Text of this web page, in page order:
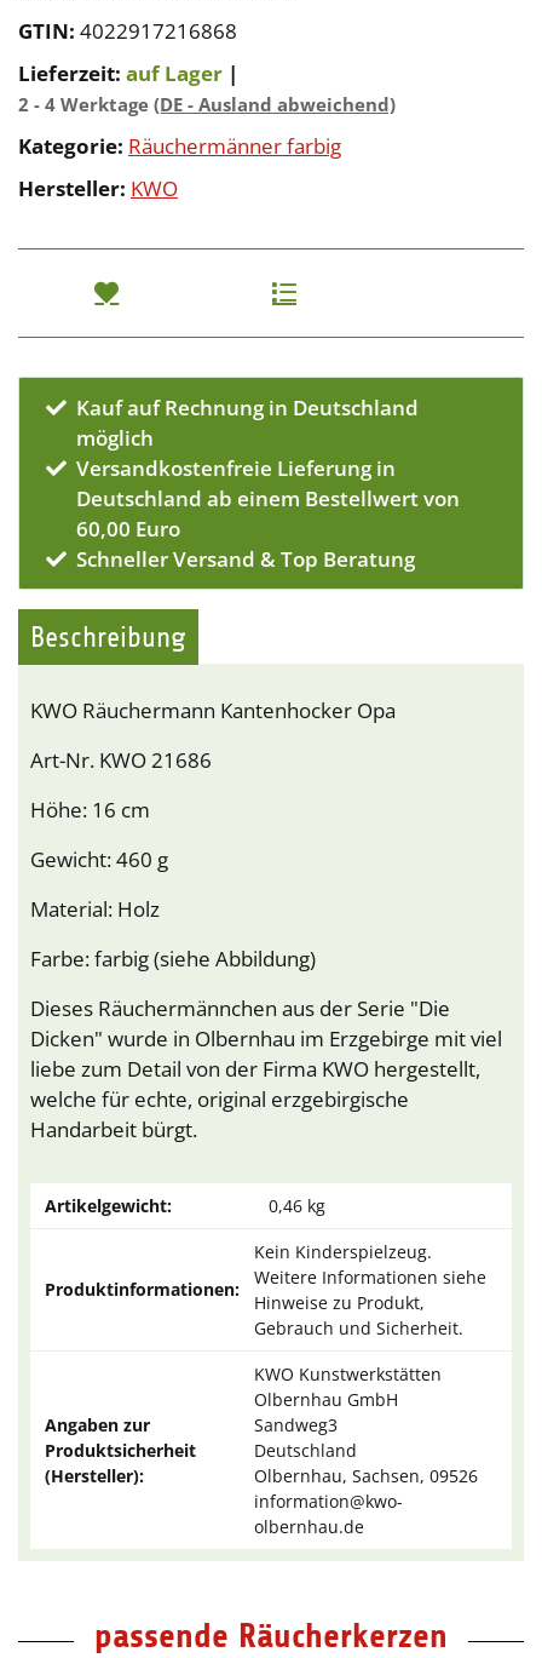
GTIN: 4022917216868
Lieferzeit: auf Lager |
2 - 4 Werktage (DE - Ausland abweichend)
Kategorie: Räuchermänner farbig
Hersteller: KWO
Kauf auf Rechnung in Deutschland
möglich
Versandkostenfreie Lieferung in
Deutschland ab einem Bestellwert von
60,00 Euro
Schneller Versand & Top Beratung
Beschreibung
KWO Räuchermann Kantenhocker Opa
Art-Nr. KWO 21686
Höhe: 16 cm
Gewicht: 460 g
Material: Holz
Farbe: farbig (siehe Abbildung)
Dieses Räuchermännchen aus der Serie "Die
Dicken" wurde in Olbernhau im Erzgebirge mit viel
liebe zum Detail von der Firma KWO hergestellt,
welche für echte, original erzgebirgische
Handarbeit bürgt.
Artikelgewicht: 0,46 kg
Produktinformationen:
Kein Kinderspielzeug.
Weitere Informationen siehe
Hinweise zu Produkt,
Gebrauch und Sicherheit.
Angaben zur
Produktsicherheit
(Hersteller):
KWO Kunstwerkstätten
Olbernhau GmbH
Sandweg3
Deutschland
Olbernhau, Sachsen, 09526
information@kwo-
olbernhau.de
passende Räucherkerzen